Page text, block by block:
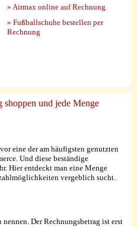
» Airmax online auf Rechnung
» Fußballschuhe bestellen per
Rechnung
und jede Menge
eine der am häufigsten genutzten
Und diese beständige
Hier entdeckt man eine Menge
vergeblich sucht.
Der Rechnungsbetrag ist erst